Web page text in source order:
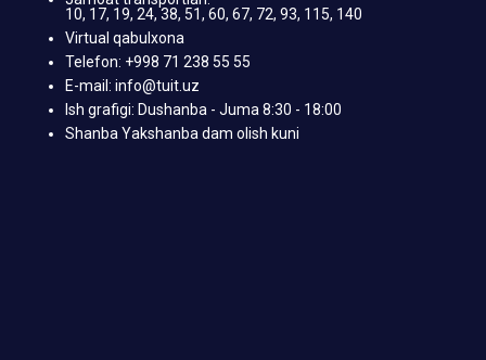
10, 17, 19, 24, 38, 51, 60, 67, 72, 93, 115, 140
Virtual qabulxona
Telefon: +998 71 238 55 55
E-mail: info@tuit.uz
Ish grafigi: Dushanba - Juma 8:30 - 18:00
Shanba Yakshanba dam olish kuni